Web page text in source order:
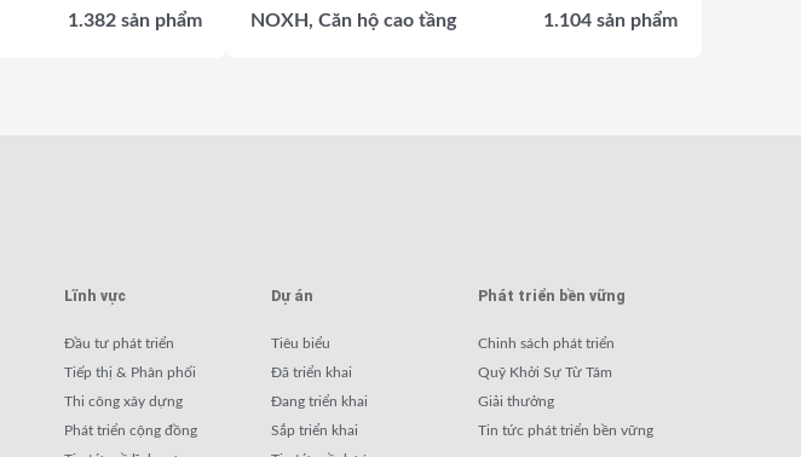
1.382 sản phẩm
NOXH, Căn hộ cao tầng
1.104 sản phẩm
Lĩnh vực
Đầu tư phát triển
Tiếp thị & Phân phối
Thi công xây dựng
Phát triển cộng đồng
Dự án
Tiêu biểu
Đã triển khai
Đang triển khai
Sắp triển khai
Phát triển bền vững
Chinh sách phát triển
Quỹ Khởi Sự Từ Tâm
Giải thưởng
Tin tức phát triển bền vững